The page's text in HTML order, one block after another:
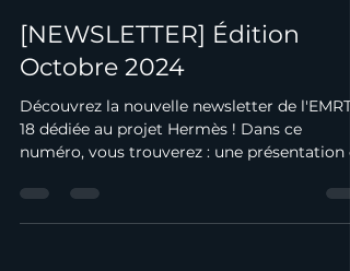
[NEWSLETTER] Édition
Octobre 2024
Découvrez la nouvelle newsletter de l'EMRT
18 dédiée au projet Hermès ! Dans ce
numéro, vous trouverez : une présentation